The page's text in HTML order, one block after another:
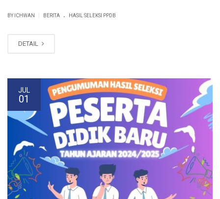
BY ICHWAN BERITA . HASIL SELEKSI PPDB
DETAIL
JUL
01